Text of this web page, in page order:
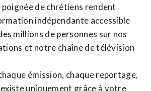
poignée de chrétiens rendent
indépendante accessible
millions de personnes sur nos
et notre chaîne de télévision
émission, chaque reportage,
uniquement grâce à votre